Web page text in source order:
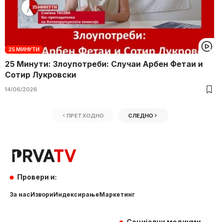
25 МИНУТИ
25 Минути: Злоупотреби: Случаи Арбен Фетаи и
Сотир Лукровски
14/06/2026
ПРЕТХОДНО СЛЕДНО
Провери и:
За насИзвориИндексирањеМаркетинг